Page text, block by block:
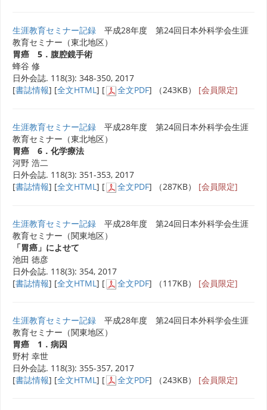
生涯教育セミナー記録 平成28年度 第24回日本外科学会生涯
教育セミナー（東北地区）
胃癌 5．腹腔鏡手術
蜂谷 修
日外会誌. 118(3): 348-350, 2017
[書誌情報] [全文HTML] [ 全文PDF] （243KB） [会員限定]
生涯教育セミナー記録 平成28年度 第24回日本外科学会生涯
教育セミナー（東北地区）
胃癌 6．化学療法
河野 浩二
日外会誌. 118(3): 351-353, 2017
[書誌情報] [全文HTML] [ 全文PDF] （287KB） [会員限定]
生涯教育セミナー記録 平成28年度 第24回日本外科学会生涯
教育セミナー（関東地区）
「胃癌」によせて
池田 徳彦
日外会誌. 118(3): 354, 2017
[書誌情報] [全文HTML ] [ 全文PDF] （117KB） [会員限定]
生涯教育セミナー記録 平成28年度 第24回日本外科学会生涯
教育セミナー（関東地区）
胃癌 1．病因
野村 幸世
日外会誌. 118(3): 355-357, 2017
[書誌情報] [全文HTML ] [ 全文PDF] （243KB） [会員限定]